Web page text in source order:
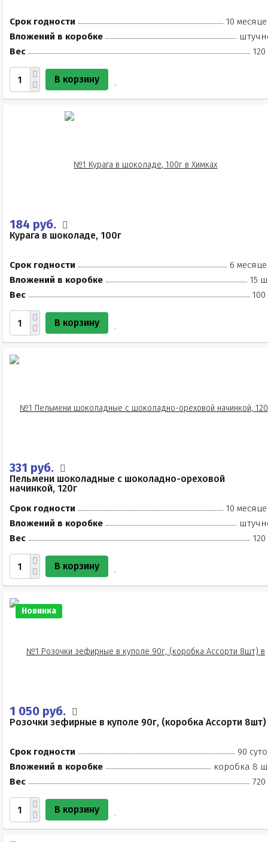
Срок годности
10
Вложений в коробке
Вес
120
В корзину
184 руб.
Курага в шоколаде, 100г
Срок годности
6
Вложений в коробке
15
Вес
100
В корзину
331 руб.
Пельмени шоколадные с шоколадно-ореховой
начинкой, 120г
Срок годности
10
Вложений в коробке
Вес
120
В корзину
Новинка
1 050 руб.
Розочки зефирные в куполе 90г, (коробка Ассорти 8шт)
Срок годности
90
Вложений в коробке
коробка 8
Вес
720
В корзину